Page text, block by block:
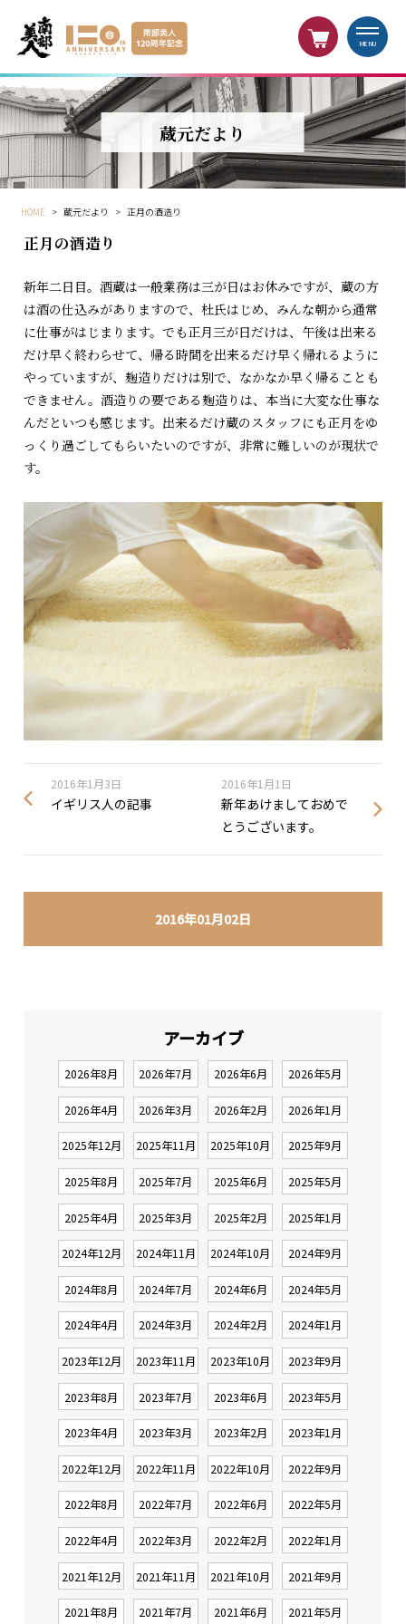
MENU
蔵元だより
HOME > 蔵元だより > 正月の酒造り
2016年01月02日
正月の酒造り
新年二日目。酒蔵は一般業務は三が日はお休みですが、蔵の方
は酒の仕込みがありますので、杜氏はじめ、みんな朝から通常
に仕事がはじまります。でも正月三が日だけは、午後は出来る
だけ早く終わらせて、帰る時間を出来るだけ早く帰れるように
やっていますが、麹造りだけは別で、なかなか早く帰ることも
できません。酒造りの要である麹造りは、本当に大変な仕事な
んだといつも感じます。出来るだけ蔵のスタッフにも正月をゆ
っくり過ごしてもらいたいのですが、非常に難しいのが現状で
す。
2016年1月3日
イギリス人の記事
2016年1月1日
新年あけましておめで
とうございます。
アーカイブ
2026年8月 2026年7月 2026年6月 2026年5月
2026年4月 2026年3月 2026年2月 2026年1月
2025年12月 2025年11月 2025年10月 2025年9月
2025年8月 2025年7月 2025年6月 2025年5月
2025年4月 2025年3月 2025年2月 2025年1月
2024年12月 2024年11月 2024年10月 2024年9月
2024年8月 2024年7月 2024年6月 2024年5月
2024年4月 2024年3月 2024年2月 2024年1月
2023年12月 2023年11月 2023年10月 2023年9月
2023年8月 2023年7月 2023年6月 2023年5月
2023年4月 2023年3月 2023年2月 2023年1月
2022年12月 2022年11月 2022年10月 2022年9月
2022年8月 2022年7月 2022年6月 2022年5月
2022年4月 2022年3月 2022年2月 2022年1月
2021年12月 2021年11月 2021年10月 2021年9月
2021年8月 2021年7月 2021年6月 2021年5月